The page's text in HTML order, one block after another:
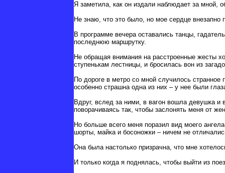
Я заметила, как он издали наблюдает за мной,
Не знаю, что это было, но мое сердце внезапно
В программе вечера оставались танцы,
последнюю маршрутку.
Не обращая внимания на расстроенные жесты
ступенькам лестницы, и бросилась вон из
По дороге в метро со мной случилось
особенно страшна одна из них – у нее были
Вдруг, вслед за ними, в вагон вошла девушка
поворачиваясь так, чтобы заслонять меня от
Но больше всего меня поразил вид моего
шорты, майка и босоножки – ничем не
Она была настолько призрачна, что мне
И только когда я поднялась, чтобы выйти из